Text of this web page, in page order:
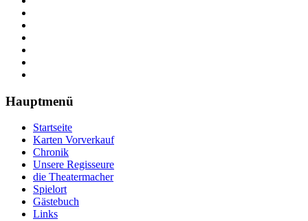
Hauptmenü
Startseite
Karten Vorverkauf
Chronik
Unsere Regisseure
die Theatermacher
Spielort
Gästebuch
Links